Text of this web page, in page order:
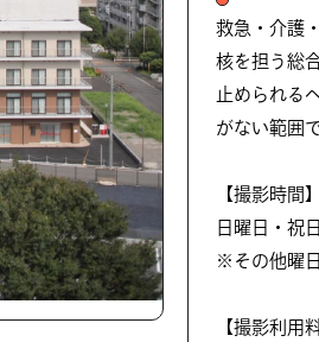
救急・介護
核を担う総
止められる
がない範囲
【撮影時間】
日曜日・祝日
※その他曜
【撮影利用料